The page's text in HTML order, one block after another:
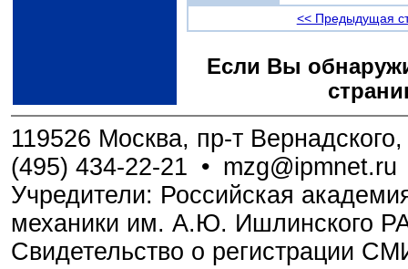
<< Предыдущая
Если Вы
119526 Москва, пр-т
(495) 434-22-21 • mzg@ipmnet.ru
Учредители: Российская
механики им. А.Ю. Ишлинского
Свидетельство о регистрации